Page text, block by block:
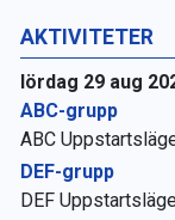
AKTIVITETER
lördag 29 aug
ABC-grupp
ABC
DEF-grupp
DEF